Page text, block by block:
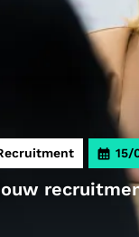
15/